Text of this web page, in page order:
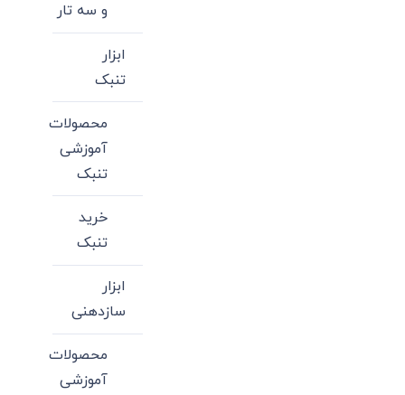
و سه تار
ابزار
تنبک
محصولات
آموزشی
تنبک
خرید
تنبک
ابزار
سازدهنی
محصولات
آموزشی